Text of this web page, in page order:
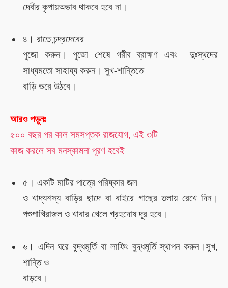
দেবীর কৃপায়অভাব থাকবে হবে না।
৪। রাতে চন্দ্রদেবের
পুজো করুন। পুজো শেষে গরীব ব্রাহ্মণ এবং
দুঃস্থদের
সাধ্যমতো সাহায্য করুন। সুখ-শান্তিতে
বাড়ি ভরে উঠবে।
আরও পড়ুনঃ
৫০০ বছর পর কাল সমসপ্তক রাজযোগ, এই ৩টি
কাজ করলে সব মনস্কামনা পূরণ হবেই
৫। একটি মাটির পাত্রে পরিষ্কার জল
ও খাদ্যশস্য বাড়ির ছাদে বা বাইরে গাছের তলায় রেখে দিন।
পশুপাখিরাজল ও খাবার খেলে গ্রহদোষ দূর হবে।
৬। এদিনঘরে বুদ্ধমূর্তি বা লাফিং বুদ্ধমূর্তি স্থাপন করুন।সুখ,
শান্তি ও
বাড়বে ।